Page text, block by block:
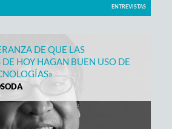
ENTREVISTAS
DE QUE LAS
HOY HAGAN BUEN USO DE